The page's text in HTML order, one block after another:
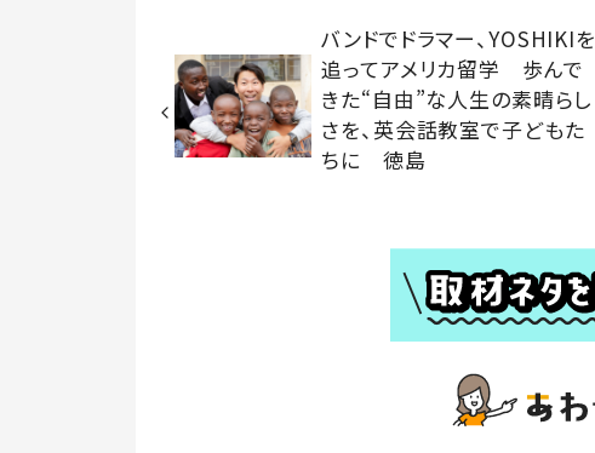
バンドでドラマー、YOSHIKIを
追ってアメリカ留学 歩んで
きた“自由”な人生の素晴らし
さを、英会話教室で子どもた
ちに 徳島